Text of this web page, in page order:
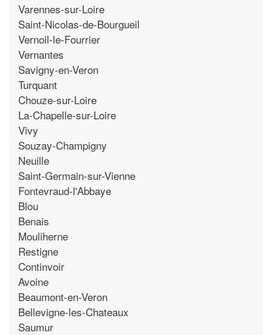
Varennes-sur-Loire
Saint-Nicolas-de-Bourgueil
Vernoil-le-Fourrier
Vernantes
Savigny-en-Veron
Turquant
Chouze-sur-Loire
La-Chapelle-sur-Loire
Vivy
Souzay-Champigny
Neuille
Saint-Germain-sur-Vienne
Fontevraud-l'Abbaye
Blou
Benais
Mouliherne
Restigne
Continvoir
Avoine
Beaumont-en-Veron
Bellevigne-les-Chateaux
Saumur